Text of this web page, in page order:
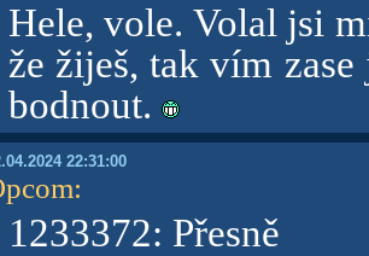
Hele, vole. Volal jsi
že žiješ, tak vím
bodnout.
22:31:00
:
1233372: Přesně